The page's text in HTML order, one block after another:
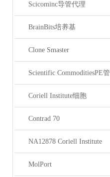
Scicominc导管代理
BrainBits培养基
Clone Smaster
Scientific CommoditiesPE管
Coriell Institute细胞
Contrad 70
NA12878 Coriell Institute
MolPort